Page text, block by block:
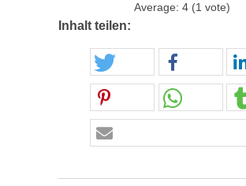
Average: 4 (1 vote)
Inhalt teilen: